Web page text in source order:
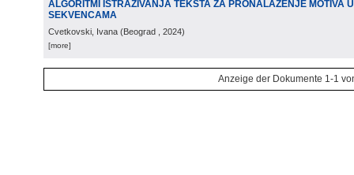
ALGORITMI ISTRAŽIVANJA TEKSTA ZA PRONALAŽENJE MOTIVA
SEKVENCAMA
Cvetkovski, Ivana (Beograd , 2024)
[more]
Anzeige der Dokumente 1-1